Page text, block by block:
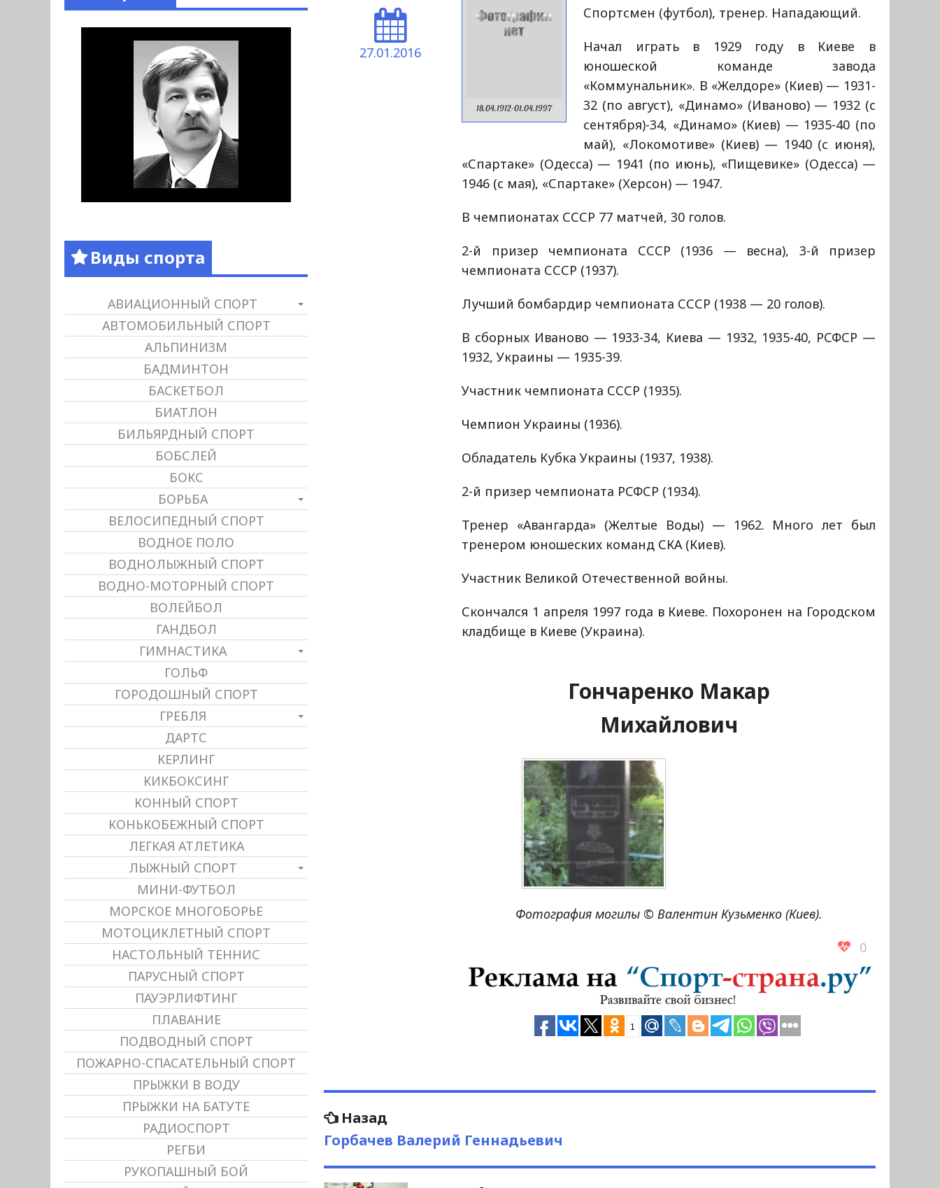
27.01.2016
18.04.1912-01.04.1997
Спортсмен (футбол), тренер. Нападающий.
Начал играть в 1929 году в Киеве в
юношеской команде завода
«Коммунальник». В «Желдоре» (Киев) — 1931-
32 (по август), «Динамо» (Иваново) — 1932 (с
сентября)-34, «Динамо» (Киев) — 1935-40 (по
май), «Локомотиве» (Киев) — 1940 (с июня),
«Спартаке» (Одесса) — 1941 (по июнь), «Пищевике» (Одесса) —
1946 (с мая), «Спартаке» (Херсон) — 1947.
В чемпионатах СССР 77 матчей, 30 голов.
2-й призер чемпионата СССР (1936 — весна), 3-й призер
чемпионата СССР (1937).
Лучший бомбардир чемпионата СССР (1938 — 20 голов).
В сборных Иваново — 1933-34, Киева — 1932, 1935-40, РСФСР —
1932, Украины — 1935-39.
Участник чемпионата СССР (1935).
Чемпион Украины (1936).
Обладатель Кубка Украины (1937, 1938).
2-й призер чемпионата РСФСР (1934).
Тренер «Авангарда» (Желтые Воды) — 1962. Много лет был
тренером юношеских команд СКА (Киев).
Участник Великой Отечественной войны.
Скончался 1 апреля 1997 года в Киеве. Похоронен на Городском
кладбище в Киеве (Украина).
Гончаренко Макар
Михайлович
Фотография могилы © Валентин Кузьменко (Киев).
0
1
Навигация
по
Назад
запись:
Горбачев Валерий Геннадьевич
Виды спорта
АВИАЦИОННЫЙ СПОРТ
АВТОМОБИЛЬНЫЙ СПОРТ
АЛЬПИНИЗМ
БАДМИНТОН
БАСКЕТБОЛ
БИАТЛОН
БИЛЬЯРДНЫЙ СПОРТ
БОБСЛЕЙ
БОКС
БОРЬБА
ВЕЛОСИПЕДНЫЙ СПОРТ
ВОДНОЕ ПОЛО
ВОДНОЛЫЖНЫЙ СПОРТ
ВОДНО-МОТОРНЫЙ СПОРТ
ВОЛЕЙБОЛ
ГАНДБОЛ
ГИМНАСТИКА
ГОЛЬФ
ГОРОДОШНЫЙ СПОРТ
ГРЕБЛЯ
ДАРТС
КЕРЛИНГ
КИКБОКСИНГ
КОННЫЙ СПОРТ
КОНЬКОБЕЖНЫЙ СПОРТ
ЛЕГКАЯ АТЛЕТИКА
ЛЫЖНЫЙ СПОРТ
МИНИ-ФУТБОЛ
МОРСКОЕ МНОГОБОРЬЕ
МОТОЦИКЛЕТНЫЙ СПОРТ
НАСТОЛЬНЫЙ ТЕННИС
ПАРУСНЫЙ СПОРТ
ПАУЭРЛИФТИНГ
ПЛАВАНИЕ
ПОДВОДНЫЙ СПОРТ
ПОЖАРНО-СПАСАТЕЛЬНЫЙ СПОРТ
ПРЫЖКИ В ВОДУ
ПРЫЖКИ НА БАТУТЕ
РАДИОСПОРТ
РЕГБИ
РУКОПАШНЫЙ БОЙ